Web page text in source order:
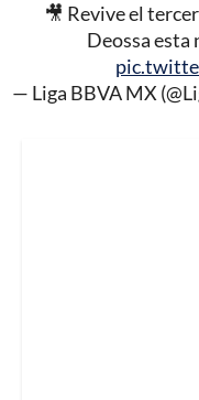
🎥 Revive el
Deossa esta
— Liga BBVA MX